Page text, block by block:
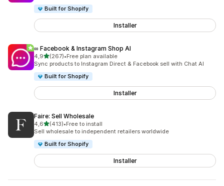
Built for Shopify
Installer
∞ Facebook & Instagram Shop AI
4,9av 5 stjerner
(267)
Totalt 267 omtaler
•Free plan available
Sync products to Instagram Direct & Facebook sell with Chat AI
Built for Shopify
Installer
Faire: Sell Wholesale
4,6av 5 stjerner
(413)
Totalt 413 omtaler
•Free to install
Sell wholesale to independent retailers worldwide
Built for Shopify
Installer